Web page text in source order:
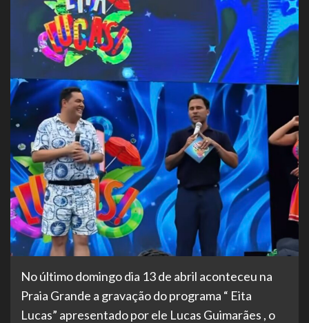
No último domingo dia 13 de abril aconteceu na
Praia Grande a gravação do programa “ Eita
Lucas” apresentado por ele Lucas Guimarães , o